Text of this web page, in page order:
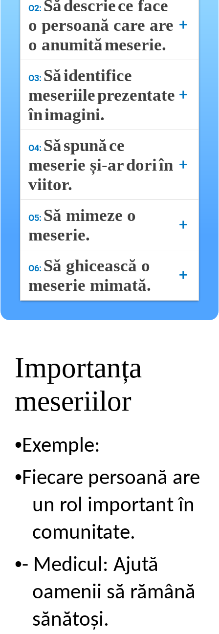
O2: Sădescriece face
o persoană care are
o anumitămeserie.
+
Aici detaliezi..
O3: Săidentifice
meseriileprezentate
înimagini.
+
Aici detaliezi..
O4: Săspunăce
meserie și-ardoriîn
viitor.
+
Scrie un conținut...
O5: Să mimeze o
meserie.
+
Scrie un conținut...
O6: Să ghicească o
meserie mimată.
+
Importanța
meseriilor
•Exemple:
•Fiecare persoană are
un rol important în
comunitate.
•- Medicul: Ajută
oamenii să rămână
sănătoși.